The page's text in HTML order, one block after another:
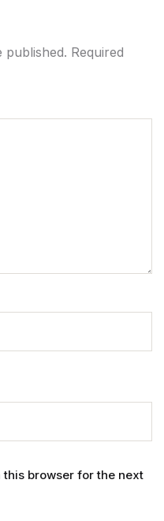
Required
browser for the next